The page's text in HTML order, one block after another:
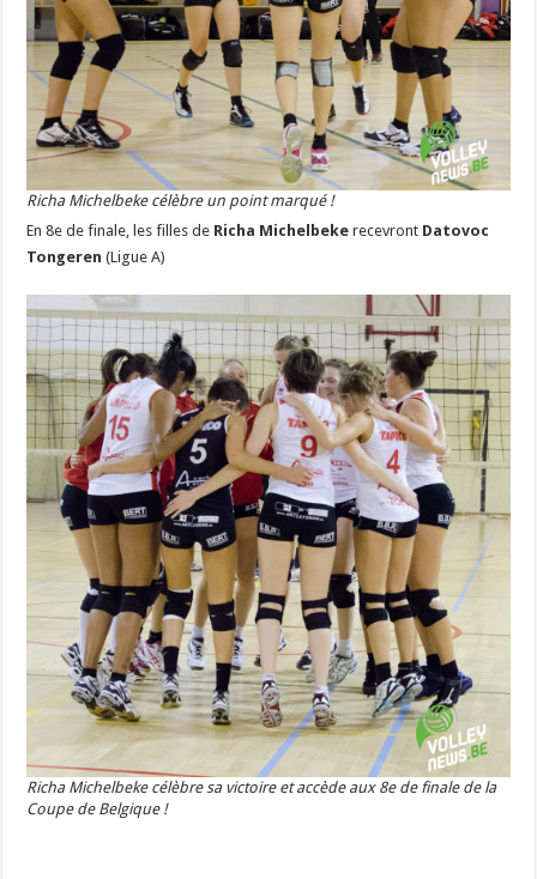
Richa Michelbeke célèbre un point marqué !
En 8e de finale, les filles de Richa Michelbeke recevront Datovoc
Tongeren (Ligue A)
Richa Michelbeke célèbre sa victoire et accède aux 8e de finale de la
Coupe de Belgique !